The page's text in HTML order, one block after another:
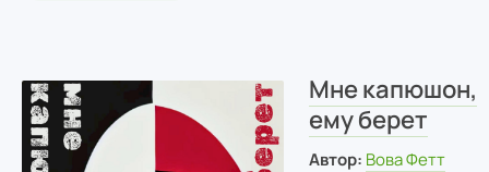
Мне капюшон,
ему берет
Автор: Вова Фетт